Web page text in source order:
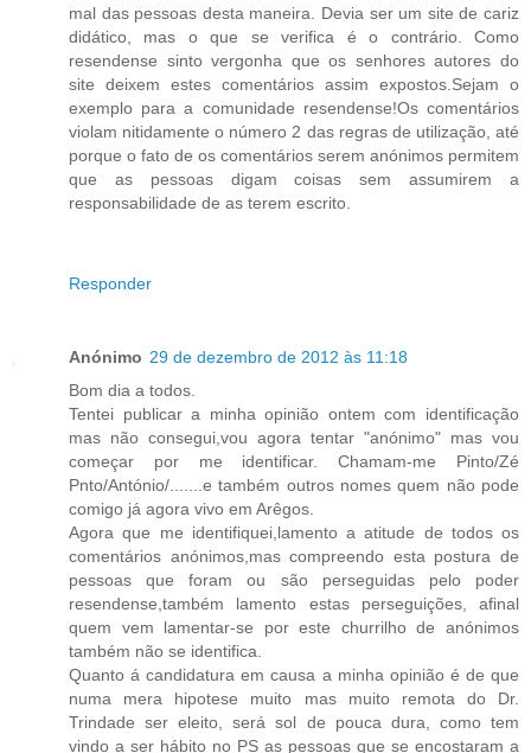
mal das pessoas desta maneira. Devia ser um site de cariz
didático, mas o que se verifica é o contrário. Como
resendense sinto vergonha que os senhores autores do
site deixem estes comentários assim expostos.Sejam o
exemplo para a comunidade resendense!Os comentários
violam nitidamente o número 2 das regras de utilização, até
porque o fato de os comentários serem anónimos permitem
que as pessoas digam coisas sem assumirem a
responsabilidade de as terem escrito.
Responder
Anónimo 29 de dezembro de 2012 às 11:18
Bom dia a todos.
Tentei publicar a minha opinião ontem com identificação
mas não consegui,vou agora tentar "anónimo" mas vou
começar por me identificar. Chamam-me Pinto/Zé
Pnto/António/.......e também outros nomes quem não pode
comigo já agora vivo em Arêgos.
Agora que me identifiquei,lamento a atitude de todos os
comentários anónimos,mas compreendo esta postura de
pessoas que foram ou são perseguidas pelo poder
resendense,também lamento estas perseguições, afinal
quem vem lamentar-se por este churrilho de anónimos
também não se identifica.
Quanto á candidatura em causa a minha opinião é de que
numa mera hipotese muito mas muito remota do Dr.
Trindade ser eleito, será sol de pouca dura, como tem
vindo a ser hábito no PS as pessoas que se encostaram a